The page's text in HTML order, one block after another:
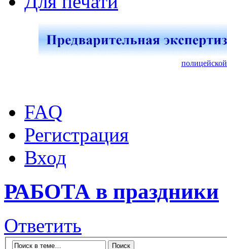
FAQ
Регистрация
Вход
РАБОТА в праздники
Ответить